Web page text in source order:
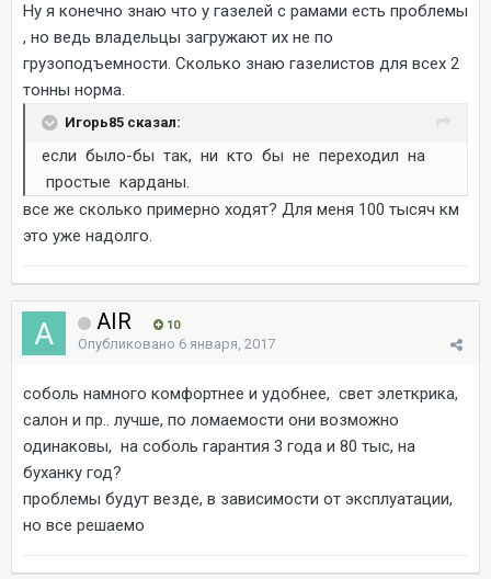
Ну я конечно знаю что у газелей с рамами есть проблемы
, но ведь владельцы загружают их не по
грузоподъемности. Сколько знаю газелистов для всех 2
тонны норма.
Игорь85 сказал:
если было-бы так, ни кто бы не переходил на
простые карданы.
все же сколько примерно ходят? Для меня 100 тысяч км
это уже надолго.
AIR 10
Опубликовано 6 января, 2017
соболь намного комфортнее и удобнее, свет элеткрика,
салон и пр.. лучше, по ломаемости они возможно
одинаковы, на соболь гарантия 3 года и 80 тыс, на
буханку год?
проблемы будут везде, в зависимости от эксплуатации,
но все решаемо